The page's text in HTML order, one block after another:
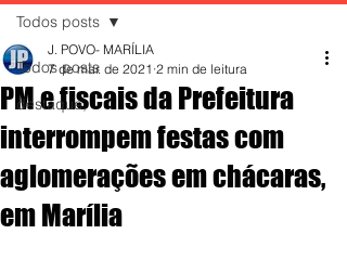
Todos posts
destaque,
Todos posts
PM e fiscais da Prefeitura
interrompem festas com
aglomerações em chácaras,
em Marília
J. POVO- MARÍLIA
7 de mar. de 2021 2 min de leitura